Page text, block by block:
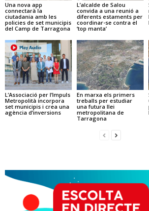
Una nova app
connectarà la
ciutadania amb les
policies de set municipis
del Camp de Tarragona
L’alcalde de Salou
convida a una reunió a
diferents estaments per
coordinar-se contra el
‘top manta’
L’Associació per l’Impuls
Metropolità incorpora
set municipis i crea una
agència d’inversions
En marxa els primers
treballs per estudiar
una futura llei
metropolitana de
Tarragona